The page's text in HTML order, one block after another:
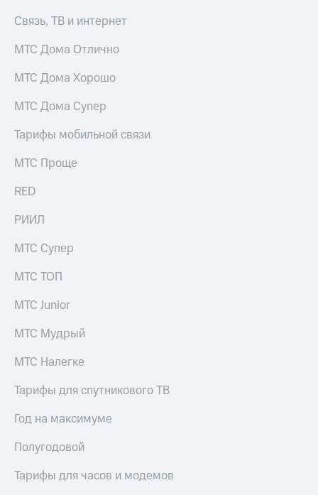
Связь, ТВ и интернет
МТС Дома Отлично
МТС Дома Хорошо
МТС Дома Супер
Тарифы мобильной связи
МТС Проще
RED
РИИЛ
МТС Супер
МТС ТОП
МТС Junior
МТС Мудрый
МТС Налегке
Тарифы для спутникового ТВ
Год на максимуме
Полугодовой
Тарифы для часов и модемов